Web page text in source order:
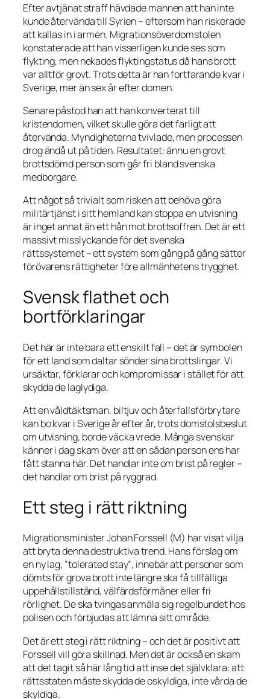
Efter avtjänat straff hävdade mannen att han inte
kunde återvända till Syrien – eftersom han riskerade
att kallas in i armén. Migrationsöverdomstolen
konstaterade att han visserligen kunde ses som
flykting, men nekades flyktingstatus då hans brott
var alltför grovt. Trots detta är han fortfarande kvar i
Sverige, mer än sex år efter domen.
Senare påstod han att han konverterat till
kristendomen, vilket skulle göra det farligt att
återvända. Myndigheterna tvivlade, men processen
drog ändå ut på tiden. Resultatet: ännu en grovt
brottsdömd person som går fri bland svenska
medborgare.
Att något så trivialt som risken att behöva göra
militärtjänst i sitt hemland kan stoppa en utvisning
är inget annat än ett hån mot brottsoffren. Det är ett
massivt misslyckande för det svenska
rättssystemet – ett system som gång på gång sätter
förövarens rättigheter före allmänhetens trygghet.
Svensk flathet och
bortförklaringar
Det här är inte bara ett enskilt fall – det är symbolen
för ett land som daltar sönder sina brottslingar. Vi
ursäktar, förklarar och kompromissar i stället för att
skydda de laglydiga.
Att en våldtäktsman, bil­tjuv och återfallsförbrytare
kan bo kvar i Sverige år efter år, trots domstolsbeslut
om utvisning, borde väcka vrede. Många svenskar
känner i dag skam över att en sådan person ens har
fått stanna här. Det handlar inte om brist på regler –
det handlar om brist på ryggrad.
Ett steg i rätt riktning
Migrationsminister Johan Forssell (M) har visat vilja
att bryta denna destruktiva trend. Hans förslag om
en ny lag, ”tolerated stay”, innebär att personer som
dömts för grova brott inte längre ska få tillfälliga
uppehållstillstånd, välfärdsförmåner eller fri
rörlighet. De ska tvingas anmäla sig regelbundet hos
polisen och förbjudas att lämna sitt område.
Det är ett steg i rätt riktning – och det är positivt att
Forssell vill göra skillnad. Men det är också en skam
att det tagit så här lång tid att inse det självklara: att
rättsstaten måste skydda de oskyldiga, inte vårda de
skyldiga.